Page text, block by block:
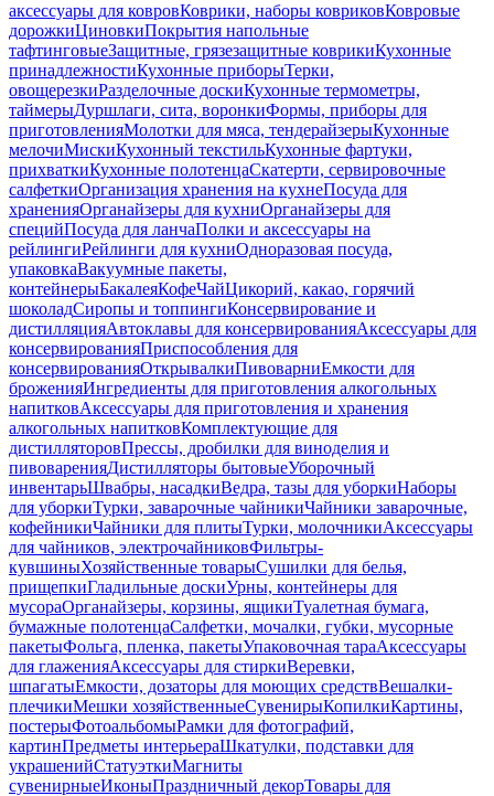
аксессуары для ковровКоврики, наборы ковриковКовровые
дорожкиЦиновкиПокрытия напольные
тафтинговыеЗащитные, грязезащитные коврикиКухонные
принадлежностиКухонные приборыТерки,
овощерезкиРазделочные доскиКухонные термометры,
таймерыДуршлаги, сита, воронкиФормы, приборы для
приготовленияМолотки для мяса, тендерайзерыКухонные
мелочиМискиКухонный текстильКухонные фартуки,
прихваткиКухонные полотенцаСкатерти, сервировочные
салфеткиОрганизация хранения на кухнеПосуда для
храненияОрганайзеры для кухниОрганайзеры для
специйПосуда для ланчаПолки и аксессуары на
рейлингиРейлинги для кухниОдноразовая посуда,
упаковкаВакуумные пакеты,
контейнерыБакалеяКофеЧайЦикорий, какао, горячий
шоколадСиропы и топпингиКонсервирование и
дистилляцияАвтоклавы для консервированияАксессуары для
консервированияПриспособления для
консервированияОткрывалкиПивоварниЕмкости для
броженияИнгредиенты для приготовления алкогольных
напитковАксессуары для приготовления и хранения
алкогольных напитковКомплектующие для
дистилляторовПрессы, дробилки для виноделия и
пивоваренияДистилляторы бытовыеУборочный
инвентарьШвабры, насадкиВедра, тазы для уборкиНаборы
для уборкиТурки, заварочные чайникиЧайники заварочные,
кофейникиЧайники для плитыТурки, молочникиАксессуары
для чайников, электрочайниковФильтры-
кувшиныХозяйственные товарыСушилки для белья,
прищепкиГладильные доскиУрны, контейнеры для
мусораОрганайзеры, корзины, ящикиТуалетная бумага,
бумажные полотенцаСалфетки, мочалки, губки, мусорные
пакетыФольга, пленка, пакетыУпаковочная тараАксессуары
для глаженияАксессуары для стиркиВеревки,
шпагатыЕмкости, дозаторы для моющих средствВешалки-
плечикиМешки хозяйственныеСувенирыКопилкиКартины,
постерыФотоальбомыРамки для фотографий,
картинПредметы интерьераШкатулки, подставки для
украшенийСтатуэткиМагниты
сувенирныеИконыПраздничный декорТовары для